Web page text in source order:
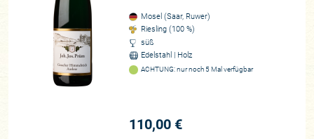
Mosel (Saar, Ruwer)
Riesling (100 %)
süß
Edelstahl | Holz
ACHTUNG: nur noch 5 Mal verfügbar
110,00 €